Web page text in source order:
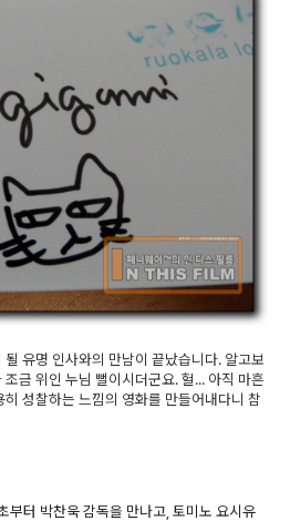
유명 인사와의 만남이 끝났습니다. 알고보
금 위인 누님 뻘이시더군요. 헐... 아직 마흔
성찰하는 느낌의 영화를 만들어내다니 참
부터 박찬욱 감독을 만나고, 토미노 요시유